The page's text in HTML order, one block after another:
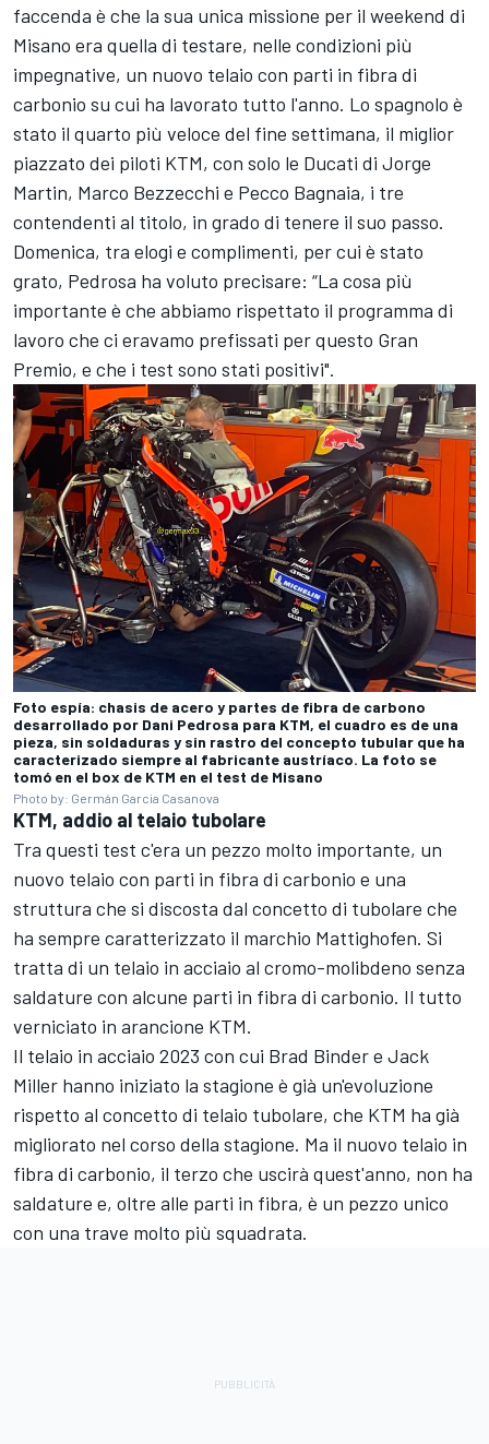
faccenda è che la sua unica missione per il weekend di
Misano era quella di testare, nelle condizioni più
impegnative, un nuovo telaio con parti in fibra di
carbonio su cui ha lavorato tutto l'anno. Lo spagnolo è
stato il quarto più veloce del fine settimana, il miglior
piazzato dei piloti KTM, con solo le Ducati di Jorge
Martin, Marco Bezzecchi e Pecco Bagnaia, i tre
contendenti al titolo, in grado di tenere il suo passo.
Domenica, tra elogi e complimenti, per cui è stato
grato, Pedrosa ha voluto precisare: “La cosa più
importante è che abbiamo rispettato il programma di
lavoro che ci eravamo prefissati per questo Gran
Premio, e che i test sono stati positivi".
Foto espía: chasis de acero y partes de fibra de carbono
desarrollado por Dani Pedrosa para KTM, el cuadro es de una
pieza, sin soldaduras y sin rastro del concepto tubular que ha
caracterizado siempre al fabricante austríaco. La foto se
tomó en el box de KTM en el test de Misano
Photo by: Germán Garcia Casanova
KTM, addio al telaio tubolare
Tra questi test c'era un pezzo molto importante, un
nuovo telaio con parti in fibra di carbonio e una
struttura che si discosta dal concetto di tubolare che
ha sempre caratterizzato il marchio Mattighofen. Si
tratta di un telaio in acciaio al cromo-molibdeno senza
saldature con alcune parti in fibra di carbonio. Il tutto
verniciato in arancione KTM.
Il telaio in acciaio 2023 con cui Brad Binder e Jack
Miller hanno iniziato la stagione è già un'evoluzione
rispetto al concetto di telaio tubolare, che KTM ha già
migliorato nel corso della stagione. Ma il nuovo telaio in
fibra di carbonio, il terzo che uscirà quest'anno, non ha
saldature e, oltre alle parti in fibra, è un pezzo unico
con una trave molto più squadrata.